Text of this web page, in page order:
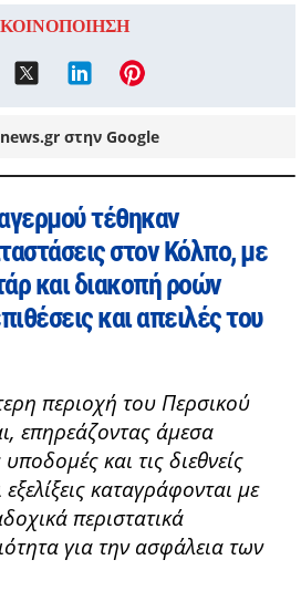
στην Google
τέθηκαν
στον Κόλπο, με
και διακοπή ροών
και απειλές του
περιοχή του Περσικού
επηρεάζοντας άμεσα
υποδομές και τις διεθνείς
καταγράφονται με
περιστατικά
για την ασφάλεια των